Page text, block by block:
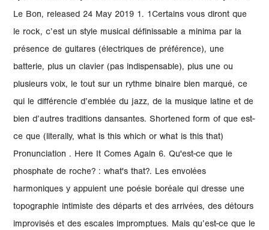
Le Bon, released 24 May 2019 1. 1Certains vous diront que
le rock, c’est un style musical définissable a minima par la
présence de guitares (électriques de préférence), une
batterie, plus un clavier (pas indispensable), plus une ou
plusieurs voix, le tout sur un rythme binaire bien marqué, ce
qui le différencie d’emblée du jazz, de la musique latine et de
bien d’autres traditions dansantes. Shortened form of que est-
ce que (literally, what is this which or what is this that)
Pronunciation . Here It Comes Again 6. Qu'est-ce que le
phosphate de roche? : what's that?. Les envolées
harmoniques y appuient une poésie boréale qui dresse une
topographie intimiste des départs et des arrivées, des détours
improvisés et des escales impromptues. Mais qu’est-ce que le